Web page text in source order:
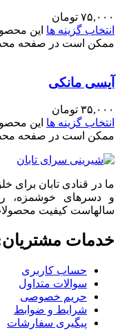
۷۵,۰۰۰ تومان
انتخاب گزینه ها این
ممکن است در صفحه
آیسی مانکی
۳۵,۰۰۰ تومان
انتخاب گزینه ها این
ممکن است در صفحه
ما در قنادی تابان
و دسرهای خوشمزه،
سالهاست کیفیت
خدمات
حساب کاربری
سوالات متداول
حریم خصوصی
شرایط و ضوابط
پیگیری سفارشات